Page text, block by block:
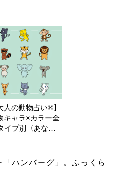
人の動物占い®】
キャラ×カラー全
イプ別〈あなた
ハンバーグ」。ふっくら